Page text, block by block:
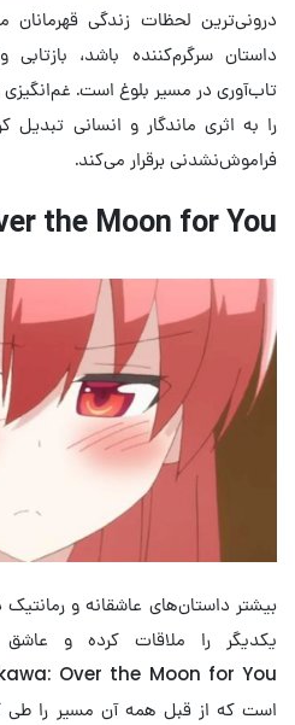
درونی‌ترین لحظات زندگی قهرمانان
داستان سرگرم‌کننده باشد،
تاب‌آوری در مسیر بلوغ است. غم‌انگیزی
را به اثری ماندگار و انسانی
فراموش‌نشدنی برقرار می‌کند.
the Moon for You
بیشتر داستان‌های عاشقانه و رمانتیک
یکدیگر را ملاقات کرده و
است که از قبل همه آن مسیر را طی